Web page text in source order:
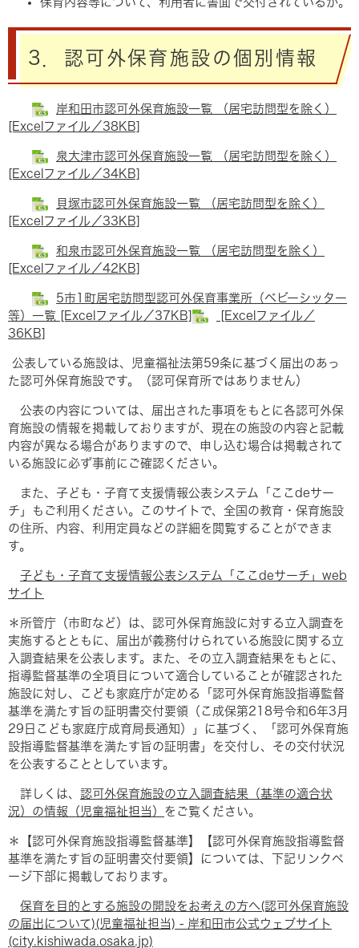
3．認可外保育施設の個別情報
岸和田市認可外保育施設一覧 （居宅訪問型を除く）
[Excelファイル／38KB]
泉大津市認可外保育施設一覧 （居宅訪問型を除く）
[Excelファイル／34KB]
貝塚市認可外保育施設一覧 （居宅訪問型を除く）
[Excelファイル／33KB]
和泉市認可外保育施設一覧 （居宅訪問型を除く）
[Excelファイル／42KB]
5市1町居宅訪問型認可外保育事業所（ベビーシッター
等）一覧 [Excelファイル／37KB]
[Excelファイル／
36KB]
公表している施設は、児童福祉法第59条に基づく届出のあっ
た認可外保育施設です。（認可保育所ではありません）
公表の内容については、届出された事項をもとに各認可外保
育施設の情報を掲載しておりますが、現在の施設の内容と記載
内容が異なる場合がありますので、申し込む場合は掲載されて
いる施設に必ず事前にご確認ください。
また、子ども・子育て支援情報公表システム「ここdeサー
チ」もご利用ください。このサイトで、全国の教育・保育施設
の住所、内容、利用定員などの詳細を閲覧することができま
す。
子ども・子育て支援情報公表システム「ここdeサーチ」web
サイト
＊所管庁（市町など）は、認可外保育施設に対する立入調査を
実施するとともに、届出が義務付けられている施設に関する立
入調査結果を公表します。また、その立入調査結果をもとに、
指導監督基準の全項目について適合していることが確認された
施設に対し、こども家庭庁が定める「認可外保育施設指導監督
基準を満たす旨の証明書交付要領（こ成保第218号令和6年3月
29日こども家庭庁成育局長通知）」に基づく、「認可外保育施
設指導監督基準を満たす旨の証明書」を交付し、その交付状況
を公表することとしています。
詳しくは、 認可外保育施設の立入調査結果（基準の適合状
況）の情報（児童福祉担当） をご覧ください。
＊【認可外保育施設指導監督基準】【認可外保育施設指導監督
基準を満たす旨の証明書交付要領】については、下記リンクペ
ージ下部に掲載しております。
保育を目的とする施設の開設をお考えの方へ(認可外保育施設
の届出について)(児童福祉担当) - 岸和田市公式ウェブサイト
(city.kishiwada.osaka.jp)